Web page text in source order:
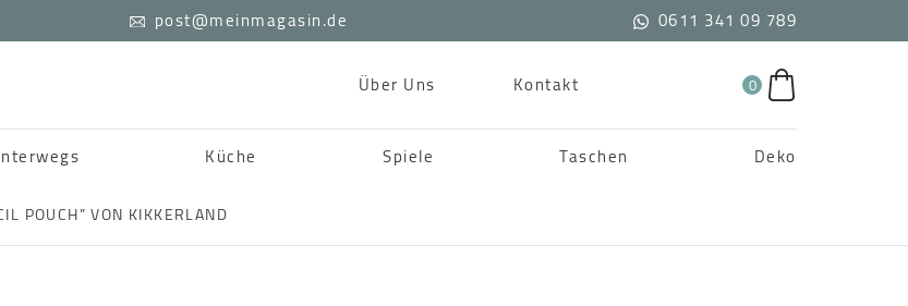
post@meinmagasin.de 0611 341 09 789
Über Uns Kontakt 0
Küche Spiele Taschen Deko
POUCH” VON KIKKERLAND